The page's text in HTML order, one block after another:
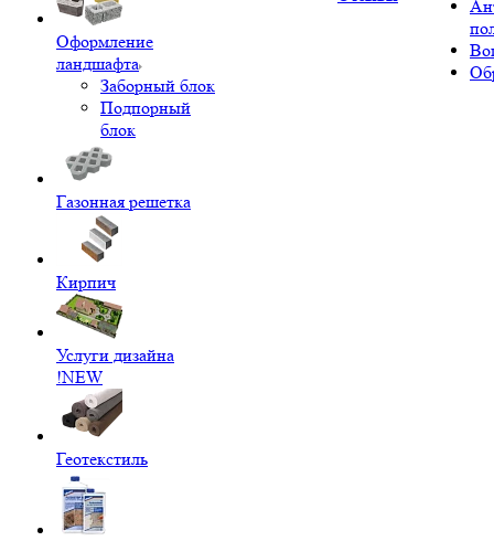
Оформление
ландшафта
Заборный блок
Подпорный
блок
Газонная решетка
Кирпич
Услуги дизайна
!NEW
Геотекстиль